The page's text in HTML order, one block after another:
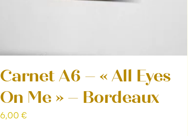
Carnet A6 – « All Eyes
On Me » – Bordeaux
6,00 €